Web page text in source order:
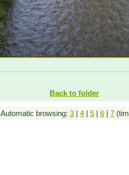
Back to folder
Automatic browsing: 3 | 4 | 5 | 6 | 7